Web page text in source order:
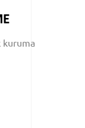
kuruma